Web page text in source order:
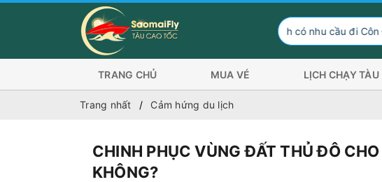
Hành khách có nhu cầu đi Côn Đảo trả lễ dịp
TRANG CHỦ MUA VÉ LỊCH CHẠY TÀU
Trang nhất Cảm hứng du lịch
CHINH PHỤC VÙNG ĐẤT THỦ ĐÔ
KHÔNG?